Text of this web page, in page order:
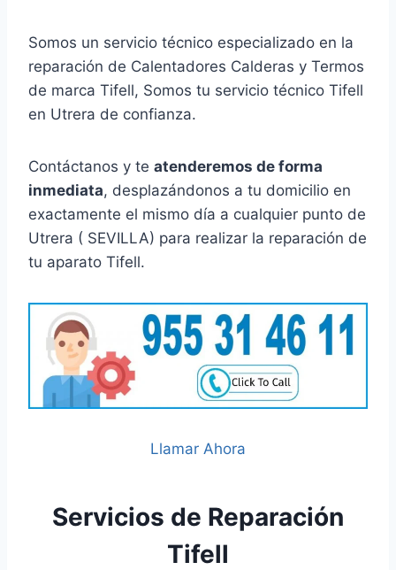
Somos un servicio técnico especializado en la
reparación de Calentadores Calderas y Termos
de marca Tifell, Somos tu servicio técnico Tifell
en Utrera de confianza.
Contáctanos y te atenderemos de forma
inmediata, desplazándonos a tu domicilio en
exactamente el mismo día a cualquier punto de
Utrera ( SEVILLA) para realizar la reparación de
tu aparato Tifell.
Llamar Ahora
Servicios de Reparación
Tifell